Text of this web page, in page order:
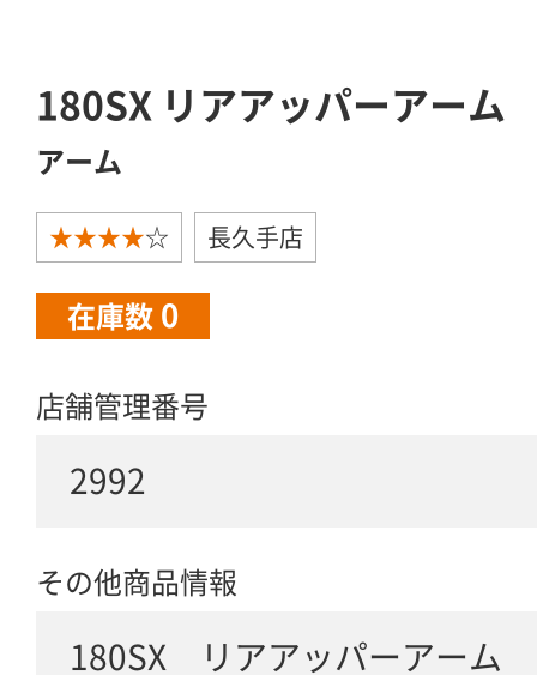
180SX リアアッパーアー
アーム
★★★★☆ 長久手店
在庫数 0
店舗管理番号
2992
その他商品情報
180SX リアアッパーアーム